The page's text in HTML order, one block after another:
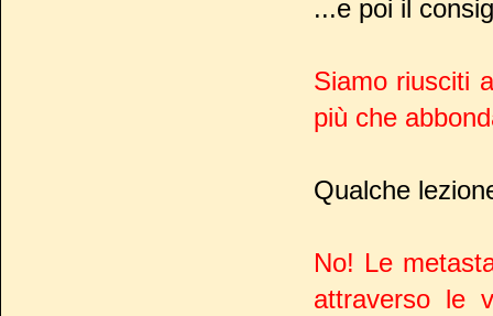
...e poi il
Siamo riusciti
più che
Qualche
No! Le
attraverso le